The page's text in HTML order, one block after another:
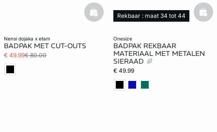
nensi dojaka x etam
BADPAK MET CUT-OUTS
€ 49.99€ 80.00
basketfull
onesize
BADPAK REKBAAR
MATERIAAL MET METALEN
SIERAAD
€ 49.99
Rekbaar : maat 34 tot 44